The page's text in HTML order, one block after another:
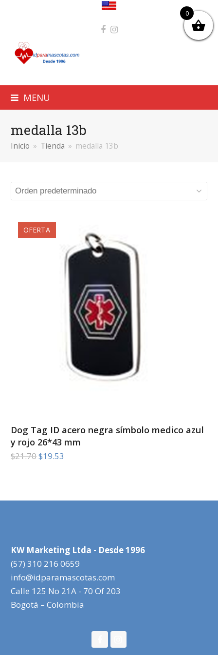
Facebook
Instagram
MENU
medalla 13b
Inicio » Tienda » medalla 13b
OFERTA
Dog Tag ID acero negra símbolo medico azul
y rojo 26*43 mm
$21.70El
$21.70.
$19.53
$19.53.
KW Marketing Ltda - Desde 1996
(57) 310 216 0659
info@idparamascotas.com
Calle 125 No 21A - 70 Of 203
Bogotá – Colombia
0